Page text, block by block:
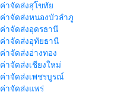
ค่าจัดส่งสุโขทัย
ค่าจัดส่งหนองบัวลำภู
ค่าจัดส่งอุดรธานี
ค่าจัดส่งอุทัยธานี
ค่าจัดส่งอ่างทอง
ค่าจัดส่งเชียงใหม่
ค่าจัดส่งเพชรบูรณ์
ค่าจัดส่งแพร่